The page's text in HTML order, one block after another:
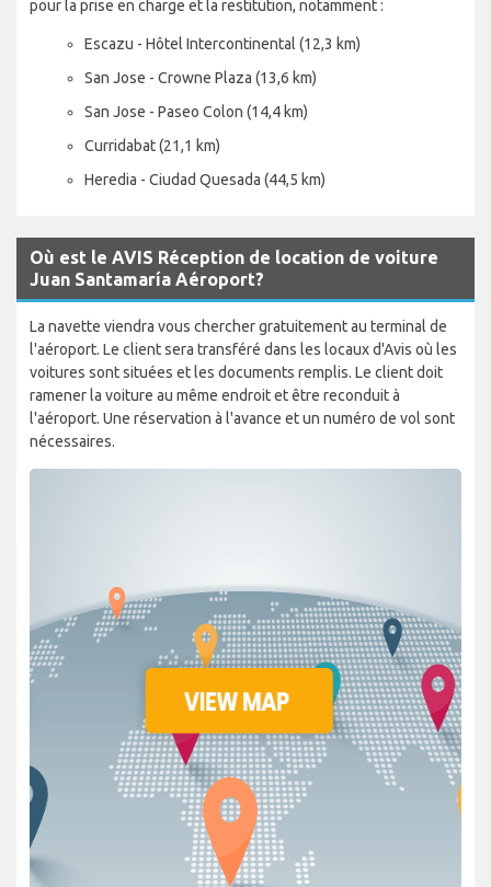
pour la prise en charge et la restitution, notamment :
Escazu - Hôtel Intercontinental (12,3 km)
San Jose - Crowne Plaza (13,6 km)
San Jose - Paseo Colon (14,4 km)
Curridabat (21,1 km)
Heredia - Ciudad Quesada (44,5 km)
Où est le AVIS Réception de location de voiture
Juan Santamaría Aéroport?
La navette viendra vous chercher gratuitement au terminal de
l'aéroport. Le client sera transféré dans les locaux d'Avis où les
voitures sont situées et les documents remplis. Le client doit
ramener la voiture au même endroit et être reconduit à
l'aéroport. Une réservation à l'avance et un numéro de vol sont
nécessaires.